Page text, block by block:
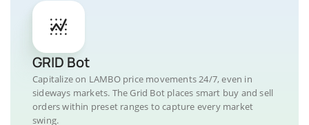
GRID Bot
Capitalize on LAMBO price movements 24/7, even in
sideways markets. The Grid Bot places smart buy and sell
orders within preset ranges to capture every market
swing.